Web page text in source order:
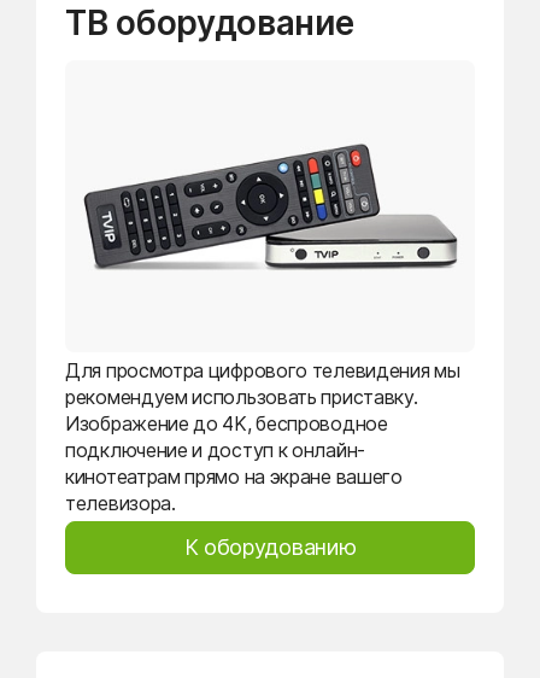
ТВ оборудование
Для просмотра цифрового телевидения мы
рекомендуем использовать приставку.
Изображение до 4K, беспроводное
подключение и доступ к онлайн-
кинотеатрам прямо на экране вашего
телевизора.
К оборудованию